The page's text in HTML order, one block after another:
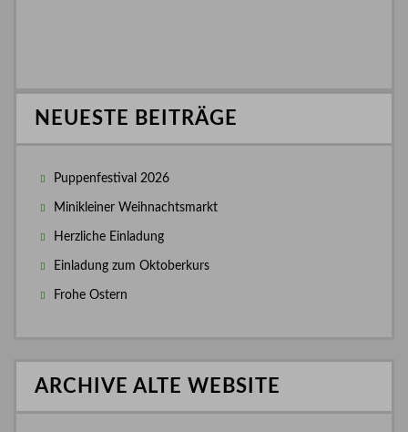
NEUESTE BEITRÄGE
Puppenfestival 2026
Minikleiner Weihnachtsmarkt
Herzliche Einladung
Einladung zum Oktoberkurs
Frohe Ostern
ARCHIVE ALTE WEBSITE